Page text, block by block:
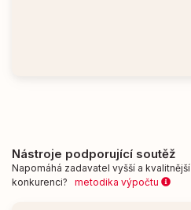
Nástroje podporující soutěž
Napomáhá zadavatel vyšší a kvalitnější
konkurenci? metodika výpočtu